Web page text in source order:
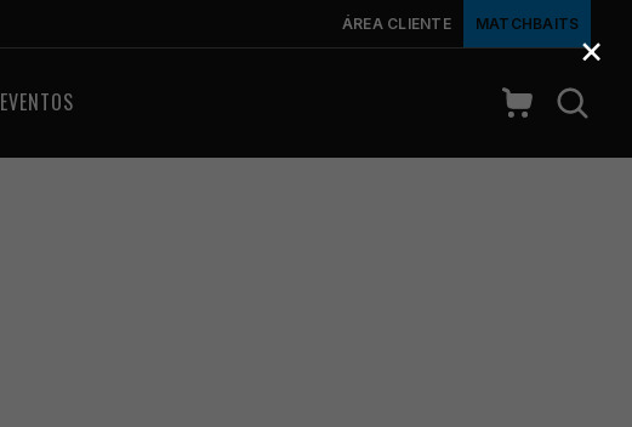
ÁREA CLIENTE MATCHBAITS
EVENTOS
×